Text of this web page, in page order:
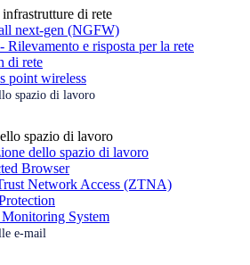
di rete
next-gen (NGFW)
Rilevamento e risposta per la rete
di rete
point wireless
spazio di lavoro
spazio di lavoro
dello spazio di lavoro
Browser
Network Access (ZTNA)
System
e-mail